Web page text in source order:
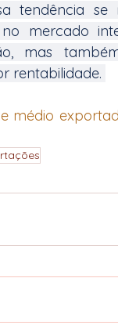
tendência
mercado
mas
rentabilidade.
médio